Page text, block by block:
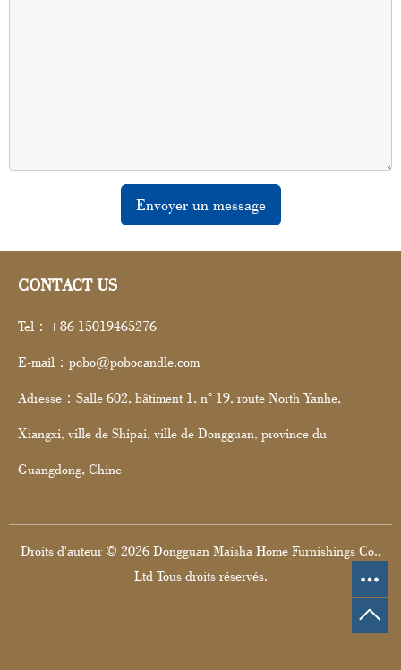
Envoyer un message
CONTACT US
Tel：+86 15019465276
E-mail：pobo@pobocandle.com
Adresse：Salle 602, bâtiment 1, n° 19, route North Yanhe,
Xiangxi, ville de Shipai, ville de Dongguan, province du
Guangdong, Chine
Droits d'auteur © 2026 Dongguan Maisha Home Furnishings Co.,
Ltd Tous droits réservés.